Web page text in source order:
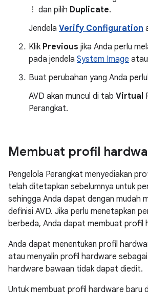
dan pilih Duplicate.
Jendela Verify Configuration
Klik Previous jika Anda perlu
pada jendela System Image atau
Buat perubahan yang Anda
AVD akan muncul di tab Virtual
Perangkat.
Membuat profil
Pengelola Perangkat menyediakan
telah ditetapkan sebelumnya untuk
sehingga Anda dapat dengan mudah
definisi AVD. Jika perlu menetapkan
berbeda, Anda dapat membuat profil
Anda dapat menentukan profil
atau menyalin profil hardware
hardware bawaan tidak dapat diedit.
Untuk membuat profil hardware baru